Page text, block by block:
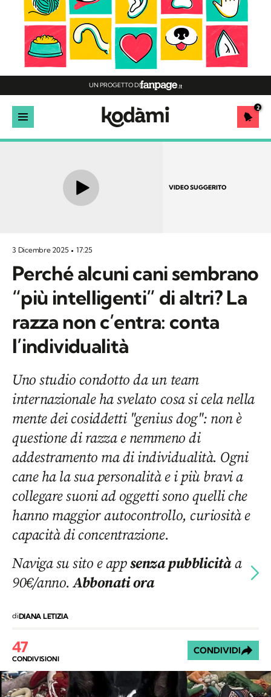
UN PROGETTO DI
2
VIDEO SUGGERITO
3 Dicembre 2025 17:25
Perché alcuni cani sembrano
“più intelligenti” di altri? La
razza non c’entra: conta
l’individualità
Uno studio condotto da un team
internazionale ha svelato cosa si cela nella
mente dei cosiddetti "genius dog": non è
questione di razza e nemmeno di
addestramento ma di individualità. Ogni
cane ha la sua personalità e i più bravi a
collegare suoni ad oggetti sono quelli che
hanno maggior autocontrollo, curiosità e
capacità di concentrazione.
Naviga su sito e appsenza pubblicitàa
90€/anno.Abbonati ora
diDIANA LETIZIA
47
CONDIVISIONI
CONDIVIDI